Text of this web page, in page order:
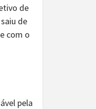
de
de
com o
pela